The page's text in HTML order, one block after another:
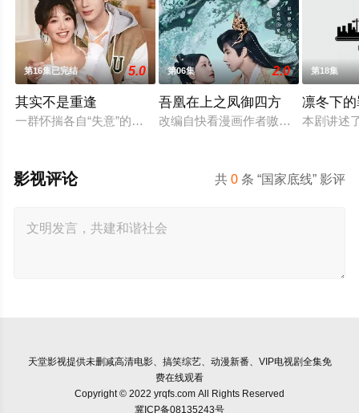
第16集已完结 5.0
其实不是重逢
一群怀揣各自“失意”的年轻人，在沿海小城南安相遇相知，他
第06集 2.0
吾凰在上之凤御四方
改编自快看漫画作者嗷小泽的独家连
第18集
凛冬下
本剧讲述
共0 条 “国家底线” 影评
影视评论
天堂影视提供未删减高清电影、搞笑综艺、动漫新番、VIP电视剧全集免
费在线观看
Copyright © 2022 yrqfs.com All Rights Reserved
冀ICP备08135243号